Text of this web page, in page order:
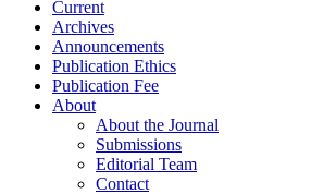
Current
Archives
Announcements
Publication Ethics
Publication Fee
About
About the Journal
Submissions
Editorial Team
Contact